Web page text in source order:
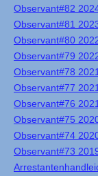
Observant#82
Observant#81
Observant#80
Observant#79
Observant#78 2021
Observant#77 2021
Observant#76 2021
Observant#75
Observant#74
Observant#73